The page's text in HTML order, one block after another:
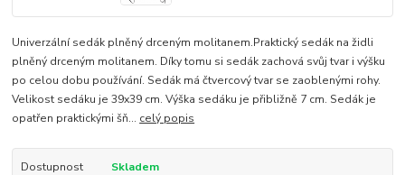
Univerzální sedák plněný drceným molitanem.Praktický sedák na židli
plněný drceným molitanem. Díky tomu si sedák zachová svůj tvar i výšku
po celou dobu používání. Sedák má čtvercový tvar se zaoblenými rohy.
Velikost sedáku je 39x39 cm. Výška sedáku je přibližně 7 cm. Sedák je
opatřen praktickými šň... celý popis
Dostupnost Skladem